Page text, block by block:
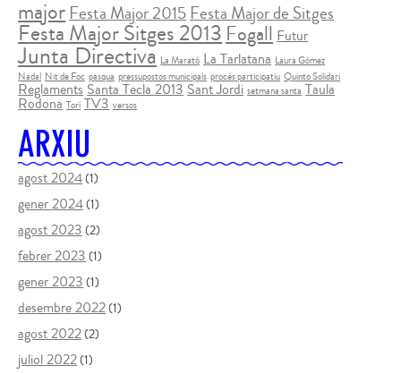
majorFesta Major 2015Festa Major de Sitges
Festa Major Sitges 2013FogallFutur
Junta Directiva La Marató La Tarlatana Laura Gómez
Nadal Nit de Foc pasqua pressupostos municipals procés participatiu Quinto Solidari
ReglamentsSanta Tecla 2013Sant Jordi setmana santa Taula
Rodona Torí TV3 versos
ARXIU
agost 2024(1)
gener 2024(1)
agost 2023 (2)
febrer 2023 (1)
gener 2023 (1)
desembre 2022(1)
agost 2022(2)
juliol 2022(1)